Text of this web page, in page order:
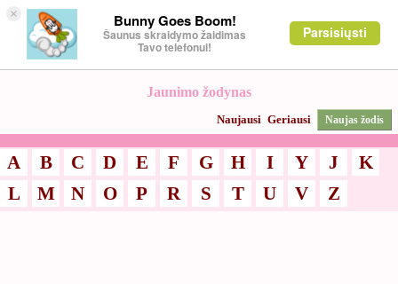
× Bunny Goes Boom!
Šaunus skraidymo žaidimas
Tavo telefonui!
Parsisiųsti
Jaunimo žodynas
Naujausi Geriausi Naujas žodis
A B C D E F G H I Y J
K
L
M N O P R S T U V Z